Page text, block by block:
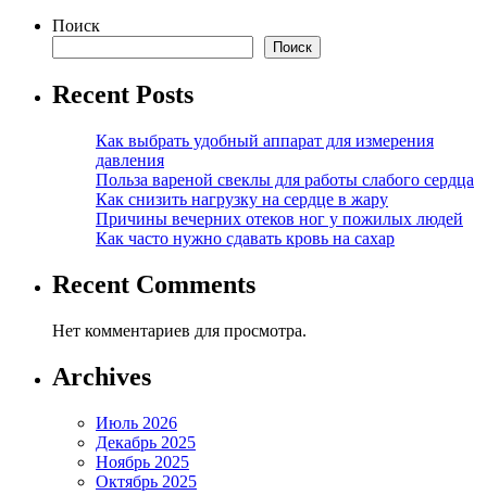
Поиск
Поиск
Recent Posts
Как выбрать удобный аппарат для измерения
давления
Польза вареной свеклы для работы слабого сердца
Как снизить нагрузку на сердце в жару
Причины вечерних отеков ног у пожилых людей
Как часто нужно сдавать кровь на сахар
Recent Comments
Нет комментариев для просмотра.
Archives
Июль 2026
Декабрь 2025
Ноябрь 2025
Октябрь 2025